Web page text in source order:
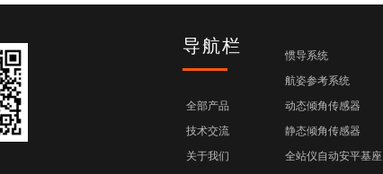
导航栏
全部产品
技术交流
关于我们
惯导系统
航姿参考系统
动态倾角传感器
静态倾角传感器
全站仪自动安平基座